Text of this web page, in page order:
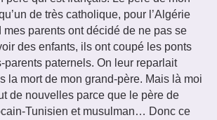
de très catholique, pour l’Algérie
mes parents ont décidé de ne pas se
des enfants, ils ont coupé les ponts
parents paternels. On leur reparlait
la mort de mon grand-père. Mais là moi
de nouvelles parce que le père de
Tunisien et musulman… Donc ce